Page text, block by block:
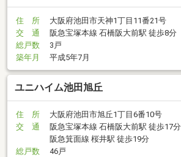
住 所
大阪府池田市天神1丁目11番21号
交 通
阪急宝塚本線 石橋阪大前駅 徒歩8分
総戸数
3戸
築年月
平成5年7月
ユニハイム池田旭丘
住 所
大阪府池田市旭丘1丁目6番10号
交 通
阪急宝塚本線 石橋阪大前駅 徒歩17分
阪急箕面線 桜井駅 徒歩19分
総戸数
46戸